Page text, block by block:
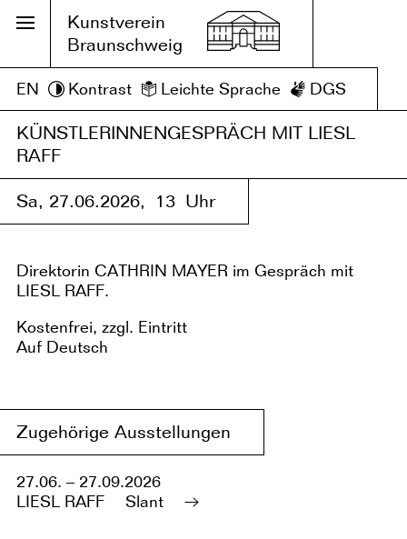
Kunstverein
Braunschweig
EN Kontrast Leichte Sprache DGS
KÜNSTLERINNENGESPRÄCH MIT LIESL
RAFF
Sa, 27.06.2026, 13 Uhr
Direktorin CATHRIN MAYER im Gespräch mit
LIESL RAFF.
Kostenfrei, zzgl. Eintritt
Auf Deutsch
Zugehörige Ausstellungen
27.06. – 27.09.2026
LIESL RAFF
Slant